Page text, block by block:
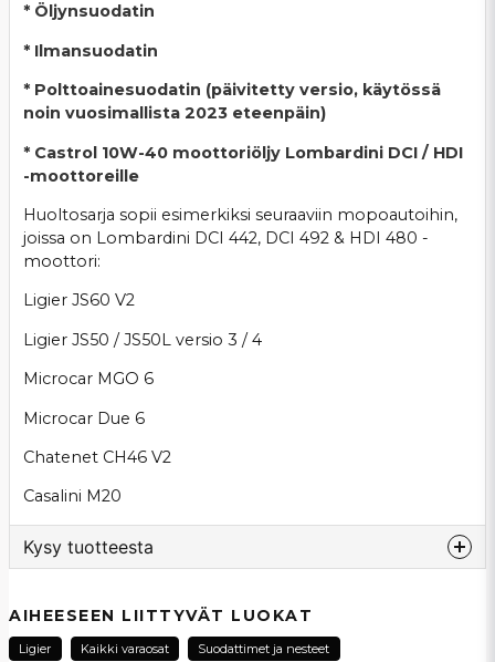
* Öljynsuodatin
* Ilmansuodatin
* Polttoainesuodatin (päivitetty versio, käytössä
noin vuosimallista 2023 eteenpäin)
* Castrol 10W-40 moottoriöljy Lombardini DCI / HDI
-moottoreille
Huoltosarja sopii esimerkiksi seuraaviin mopoautoihin,
joissa on Lombardini DCI 442, DCI 492 & HDI 480 -
moottori:
Ligier JS60 V2
Ligier JS50 / JS50L versio 3 / 4
Microcar MGO 6
Microcar Due 6
Chatenet CH46 V2
Casalini M20
Kysy tuotteesta
Kysy meiltä tästä tuotteesta...
AIHEESEEN LIITTYVÄT LUOKAT
Ligier Kaikki varaosat Suodattimet ja nesteet